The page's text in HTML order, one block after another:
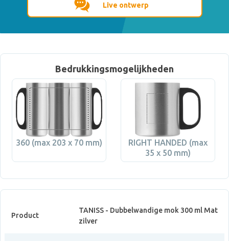
Live ontwerp
Bedrukkingsmogelijkheden
360 (max 203 x 70 mm)
RIGHT HANDED (max
35 x 50 mm)
Product
TANISS - Dubbelwandige mok 300 ml Mat
zilver